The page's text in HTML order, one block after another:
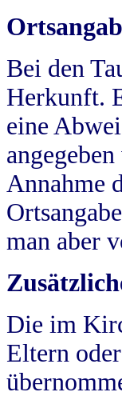
Bei den
Herkunft.
eine
Annahme
man aber
Die im
Eltern